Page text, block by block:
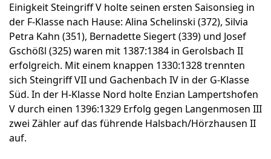
Einigkeit Steingriff V holte seinen ersten Saisonsieg in
der F-Klasse nach Hause: Alina Schelinski (372), Silvia
Petra Kahn (351), Bernadette Siegert (339) und Josef
Gschößl (325) waren mit 1387:1384 in Gerolsbach II
erfolgreich. Mit einem knappen 1330:1328 trennten
sich Steingriff VII und Gachenbach IV in der G-Klasse
Süd. In der H-Klasse Nord holte Enzian Lampertshofen
V durch einen 1396:1329 Erfolg gegen Langenmosen III
zwei Zähler auf das führende Halsbach/Hörzhausen II
auf.